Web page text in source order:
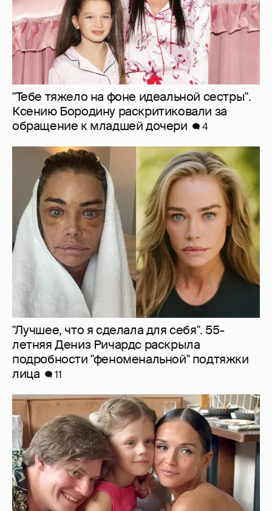
"Лучшее, что я сделала для себя". 55-
летняя Дениз Ричардс раскрыла
подробности "феноменальной" подтяжки
лица
11
Павел Табаков и Софья Синицына вместе
отметили шестилетие дочери
5